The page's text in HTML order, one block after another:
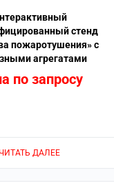
стенд
пожаротушения» с
агрегатами
по запросу
ДАЛЕЕ